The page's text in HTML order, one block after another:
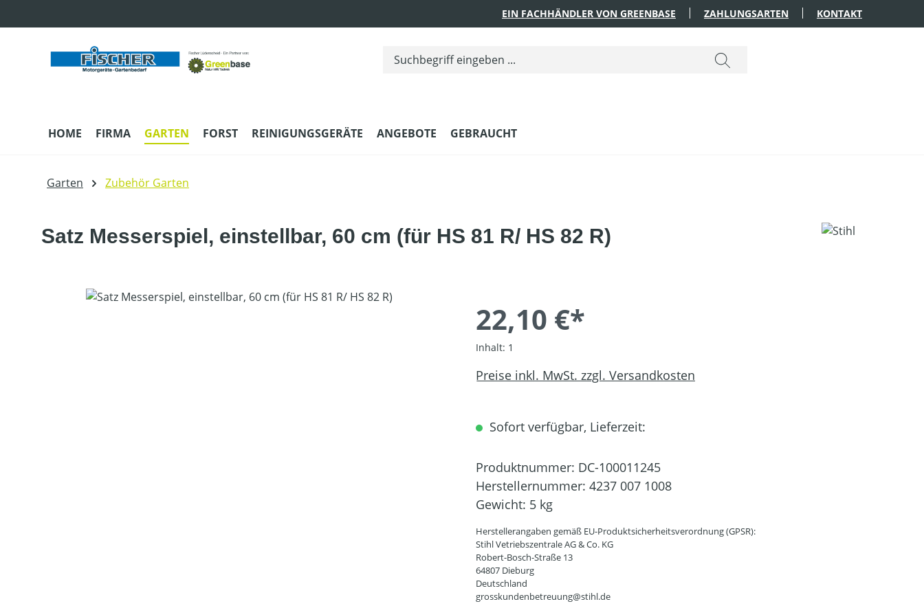
EIN FACHHÄNDLER VON GREENBASE ZAHLUNGSARTEN KONTAKT
HOME FIRMA GARTEN FORST REINIGUNGSGERÄTE ANGEBOTE GEBRAUCHT
Garten Zubehör Garten
Satz Messerspiel, einstellbar, 60 cm (für HS 81 R/ HS 82 R)
Bildergalerie überspringen
22,10 €*
Inhalt: 1
Preise inkl. MwSt. zzgl. Versandkosten
Sofort verfügbar, Lieferzeit:
Produktnummer: DC-100011245
Herstellernummer: 4237 007 1008
Gewicht: 5 kg
Herstellerangaben gemäß EU-Produktsicherheitsverordnung (GPSR):
Stihl Vetriebszentrale AG & Co. KG
Robert-Bosch-Straße 13
64807 Dieburg
Deutschland
grosskundenbetreuung@stihl.de